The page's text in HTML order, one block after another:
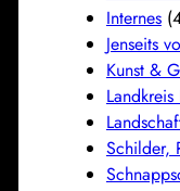
Internes
Jenseits
Kunst &
Landkreis
Schilder,